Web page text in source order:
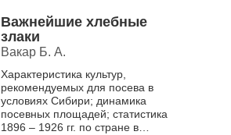
Важнейшие хлебные
злаки
Вакар Б. А.
Характеристика культур,
рекомендуемых для посева в
условиях Сибири; динамика
посевных площадей; статистика
1896 – 1926 гг. по стране в